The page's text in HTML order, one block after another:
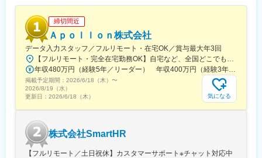
りながら少しずつ業務を覚えます。
・工場内における試運転業務からお任せし、入社1～2年経過後か
ら出張業務も担っていただくイメージです。
■勤務体制補足：
※海上試運転業務にエンジン技師・廻航作業・保証技師として乗船
する場合は、1時間当たり500円の手当を支給
変更の範囲：会社の定める業務
締切間近
Ａｐｏｌｌｏｎ株式会社
データ入力スタッフ／フルリモート・在宅OK／賞与最大年3回
掲載予定期間： 2026/6/18（木） 〜
2026/8/19（水）
更新日： 2026/6/18（木） 気になる
株式会社SmartHR
【フルリモート／土日祝休】カスタマーサポート※チャット対応中